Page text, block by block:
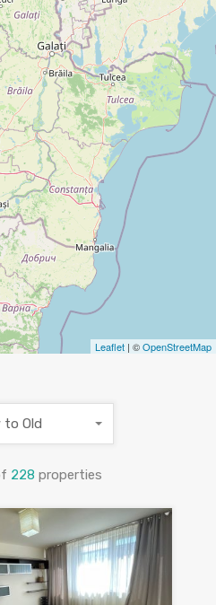
Leaflet | ©OpenStreetMap
228 properties
to Old